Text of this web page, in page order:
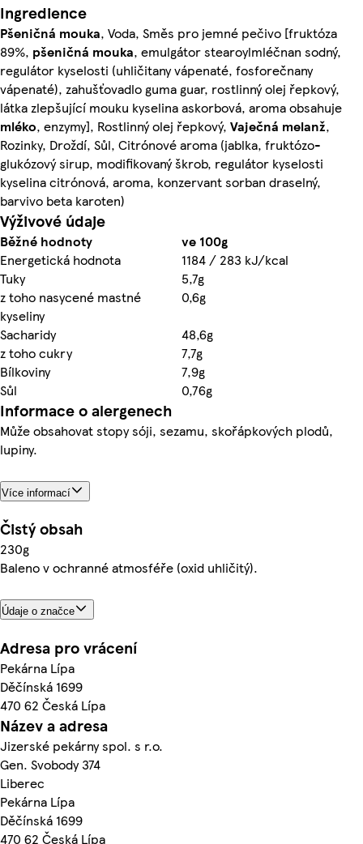
Ingredience
Pšeničná mouka, Voda, Směs pro jemné pečivo [fruktóza
89%, pšeničná mouka, emulgátor stearoylmléčnan sodný,
regulátor kyselosti (uhličitany vápenaté, fosforečnany
vápenaté), zahušťovadlo guma guar, rostlinný olej řepkový,
látka zlepšující mouku kyselina askorbová, aroma obsahuje
mléko, enzymy], Rostlinný olej řepkový, Vaječná melanž,
Rozinky, Droždí, Sůl, Citrónové aroma (jablka, fruktózo-
glukózový sirup, modifikovaný škrob, regulátor kyselosti
kyselina citrónová, aroma, konzervant sorban draselný,
barvivo beta karoten)
Výživové údaje
Běžné hodnoty
ve 100g
Energetická hodnota
1184 / 283 kJ/kcal
Tuky
5,7g
z toho nasycené mastné
kyseliny
0,6g
Sacharidy
48,6g
z toho cukry
7,7g
Bílkoviny
7,9g
Sůl
0,76g
Informace o alergenech
Může obsahovat stopy sóji, sezamu, skořápkových plodů,
lupiny.
Více informací
Čistý obsah
230g
Baleno v ochranné atmosféře (oxid uhličitý).
Údaje o značce
Adresa pro vrácení
Pekárna Lípa
Děčínská 1699
470 62 Česká Lípa
Název a adresa
Jizerské pekárny spol. s r.o.
Gen. Svobody 374
Liberec
Pekárna Lípa
Děčínská 1699
470 62 Česká Lípa